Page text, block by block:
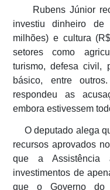
Rubens Júnior
investiu dinheiro
milhões) e cultura
setores como
turismo, defesa civil,
básico, entre
respondeu as
embora estivessem
O deputado alega
recursos aprovados
que a Assistência
investimentos de
que o Governo do